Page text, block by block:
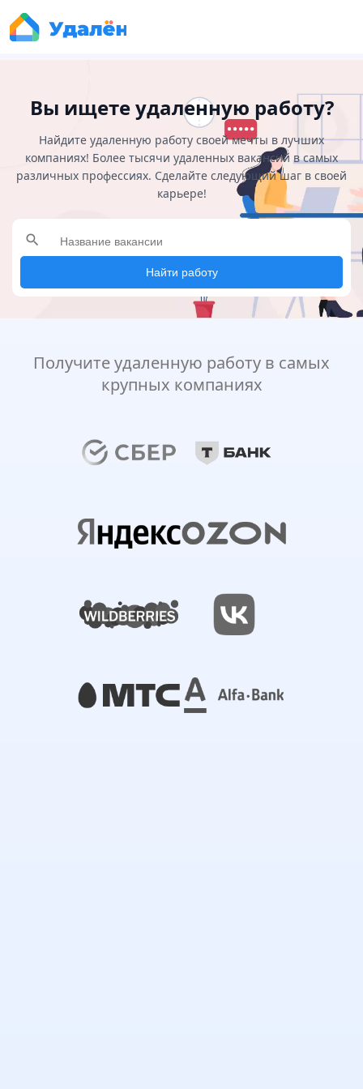
Вы ищете удаленную работу?
Найдите удаленную работу своей мечты в лучших
компаниях! Более тысячи удаленных вакансий в самых
различных профессиях. Сделайте следующий шаг в своей
карьере!
search
Найти работу
Получите удаленную работу в самых
крупных компаниях